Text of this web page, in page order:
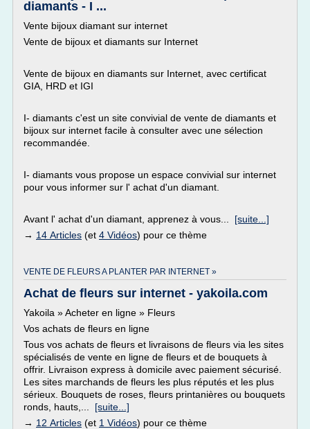
diamants - I ...
Vente bijoux diamant sur internet
Vente de bijoux et diamants sur Internet
Vente de bijoux en diamants sur Internet, avec certificat
GIA, HRD et IGI
I- diamants c'est un site convivial de vente de diamants et
bijoux sur internet facile à consulter avec une sélection
recommandée.
I- diamants vous propose un espace convivial sur internet
pour vous informer sur l' achat d'un diamant.
Avant l' achat d'un diamant, apprenez à vous... [suite...]
→ 14 Articles (et 4 Vidéos) pour ce thème
VENTE DE FLEURS A PLANTER PAR INTERNET »
Achat de fleurs sur internet - yakoila.com
Yakoila » Acheter en ligne » Fleurs
Vos achats de fleurs en ligne
Tous vos achats de fleurs et livraisons de fleurs via les sites
spécialisés de vente en ligne de fleurs et de bouquets à
offrir. Livraison express à domicile avec paiement sécurisé.
Les sites marchands de fleurs les plus réputés et les plus
sérieux. Bouquets de roses, fleurs printanières ou bouquets
ronds, hauts,... [suite...]
→ 12 Articles (et 1 Vidéos) pour ce thème